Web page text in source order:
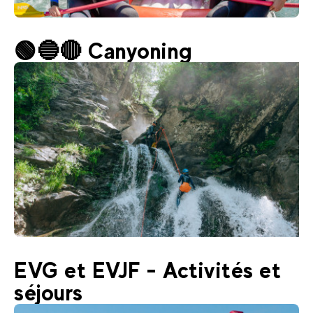
Landry
Rafting ados/adultes
48€
Promotion
🟢🔵🔴 Canyoning
Landry
Canyoning
Dès58€
EVG et EVJF - Activités et
séjours